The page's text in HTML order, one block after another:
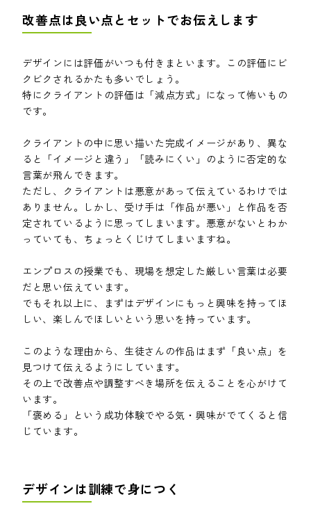
改善点は良い点とセットでお伝えします
デザインには評価がいつも付きまといます。この評価にビ
クビクされるかたも多いでしょう。
特にクライアントの評価は「減点方式」になって怖いもの
です。
クライアントの中に思い描いた完成イメージがあり、異な
ると「イメージと違う」「読みにくい」のように否定的な
言葉が飛んできます。
ただし、クライアントは悪意があって伝えているわけでは
ありません。しかし、受け手は「作品が悪い」と作品を否
定されているように思ってしまいます。悪意がないとわか
っていても、ちょっとくじけてしまいますね。
エンプロスの授業でも、現場を想定した厳しい言葉は必要
だと思い伝えています。
でもそれ以上に、まずはデザインにもっと興味を持ってほ
しい、楽しんでほしいという思いを持っています。
このような理由から、生徒さんの作品はまず「良い点」を
見つけて伝えるようにしています。
その上で改善点や調整すべき場所を伝えることを心がけて
います。
「褒める」という成功体験でやる気・興味がでてくると信
じています。
デザインは訓練で身につく